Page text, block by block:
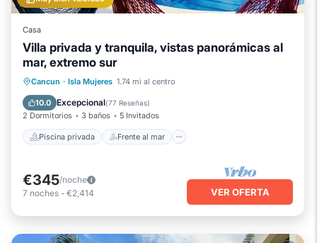
Casa
Villa privada y tranquila, vistas panorámicas al
mar, extremo sur
Cancun · Isla Mujeres 1.74 mi al centro
10.0 Excepcional(77 Reseñas)
2 Dormitorios 3 baños 5 Invitados
Piscina privada Frente al mar
Piscina privada
Frente al mar
Piscina
Vista al mar
€345/noche
7 noches - €2,414 VER OFERTA